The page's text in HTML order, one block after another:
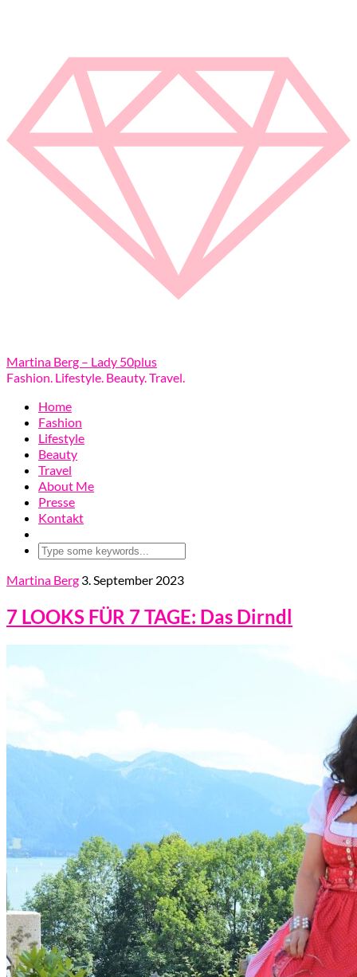
Martina Berg – Lady 50plus
Fashion. Lifestyle. Beauty. Travel.
Home
Fashion
Lifestyle
Beauty
Travel
About Me
Presse
Kontakt
Martina Berg 3. September 2023
7 LOOKS FÜR 7 TAGE: Das Dirndl